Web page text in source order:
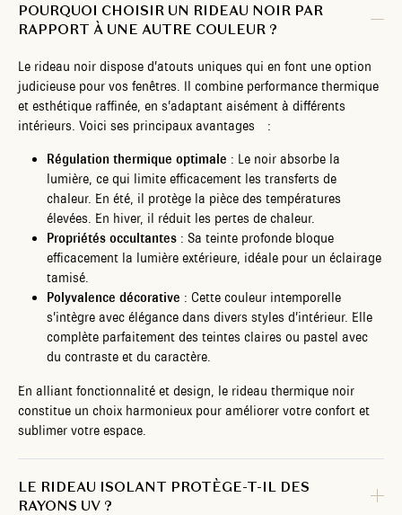
POURQUOI CHOISIR UN RIDEAU NOIR PAR
RAPPORT À UNE AUTRE COULEUR ?
Le rideau noir dispose d’atouts uniques qui en font une option
judicieuse pour vos fenêtres. Il combine performance thermique
et esthétique raffinée, en s’adaptant aisément à différents
intérieurs. Voici ses principaux avantages :
Régulation thermique optimale : Le noir absorbe la
lumière, ce qui limite efficacement les transferts de
chaleur. En été, il protège la pièce des températures
élevées. En hiver, il réduit les pertes de chaleur.
Propriétés occultantes : Sa teinte profonde bloque
efficacement la lumière extérieure, idéale pour un éclairage
tamisé.
Polyvalence décorative : Cette couleur intemporelle
s’intègre avec élégance dans divers styles d’intérieur. Elle
complète parfaitement des teintes claires ou pastel avec
du contraste et du caractère.
En alliant fonctionnalité et design, le rideau thermique noir
constitue un choix harmonieux pour améliorer votre confort et
sublimer votre espace.
LE RIDEAU ISOLANT PROTÈGE-T-IL DES
RAYONS UV ?